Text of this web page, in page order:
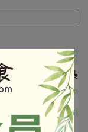
時，以實際包裝